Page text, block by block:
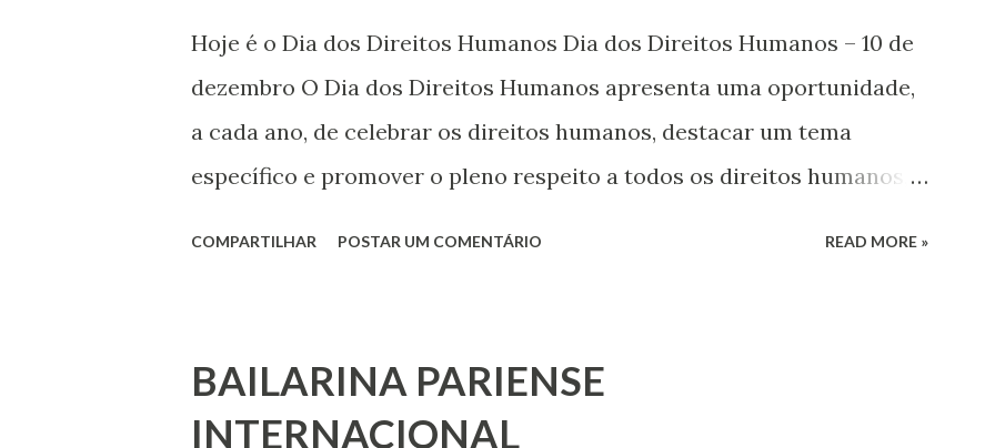
Hoje é o Dia dos Direitos Humanos Dia dos Direitos Humanos – 10 de
dezembro O Dia dos Direitos Humanos apresenta uma oportunidade,
a cada ano, de celebrar os direitos humanos, destacar um tema
específico e promover o pleno respeito a todos os direitos humanos,
processo de decisão política. Estes direitos humanos – os direitos à
liberdade de opinião e de expressão, de reunião pacífica e de
COMPARTILHAR POSTAR UM COMENTÁRIO READ MORE »
BAILARINA PARIENSE
INTERNACIONAL